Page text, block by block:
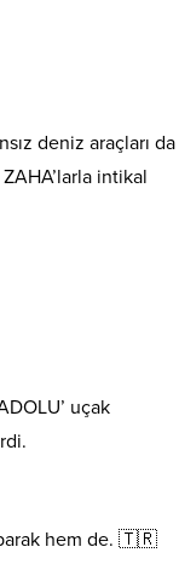
deniz araçları da
intikal
uçak
hem de. 🇹🇷